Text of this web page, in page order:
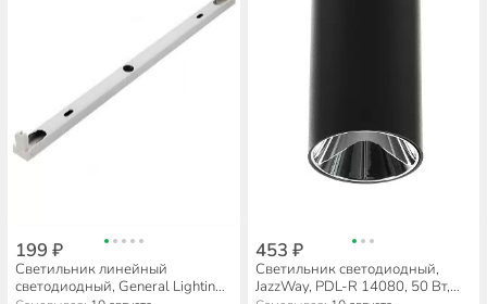
199 ₽
Светильник линейный
светодиодный, General Lighting
453 ₽
Светильник светодиодный,
JazzWay, PDL-R 14080, 50 Вт,